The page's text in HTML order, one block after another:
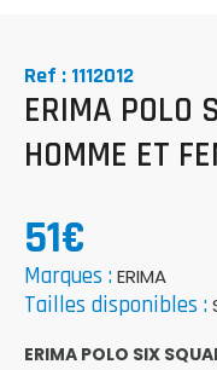
Ref : 1112012
ERIMA POLO
HOMME ET
51€
Marques :ERIMA
Tailles disponibles :
ERIMA POLO SIX